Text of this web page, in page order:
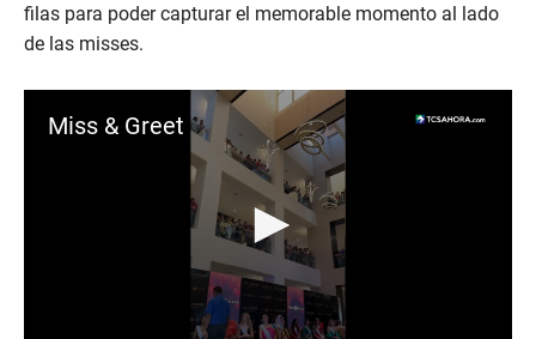
filas para poder capturar el memorable momento al lado
de las misses.
Miss & Greet